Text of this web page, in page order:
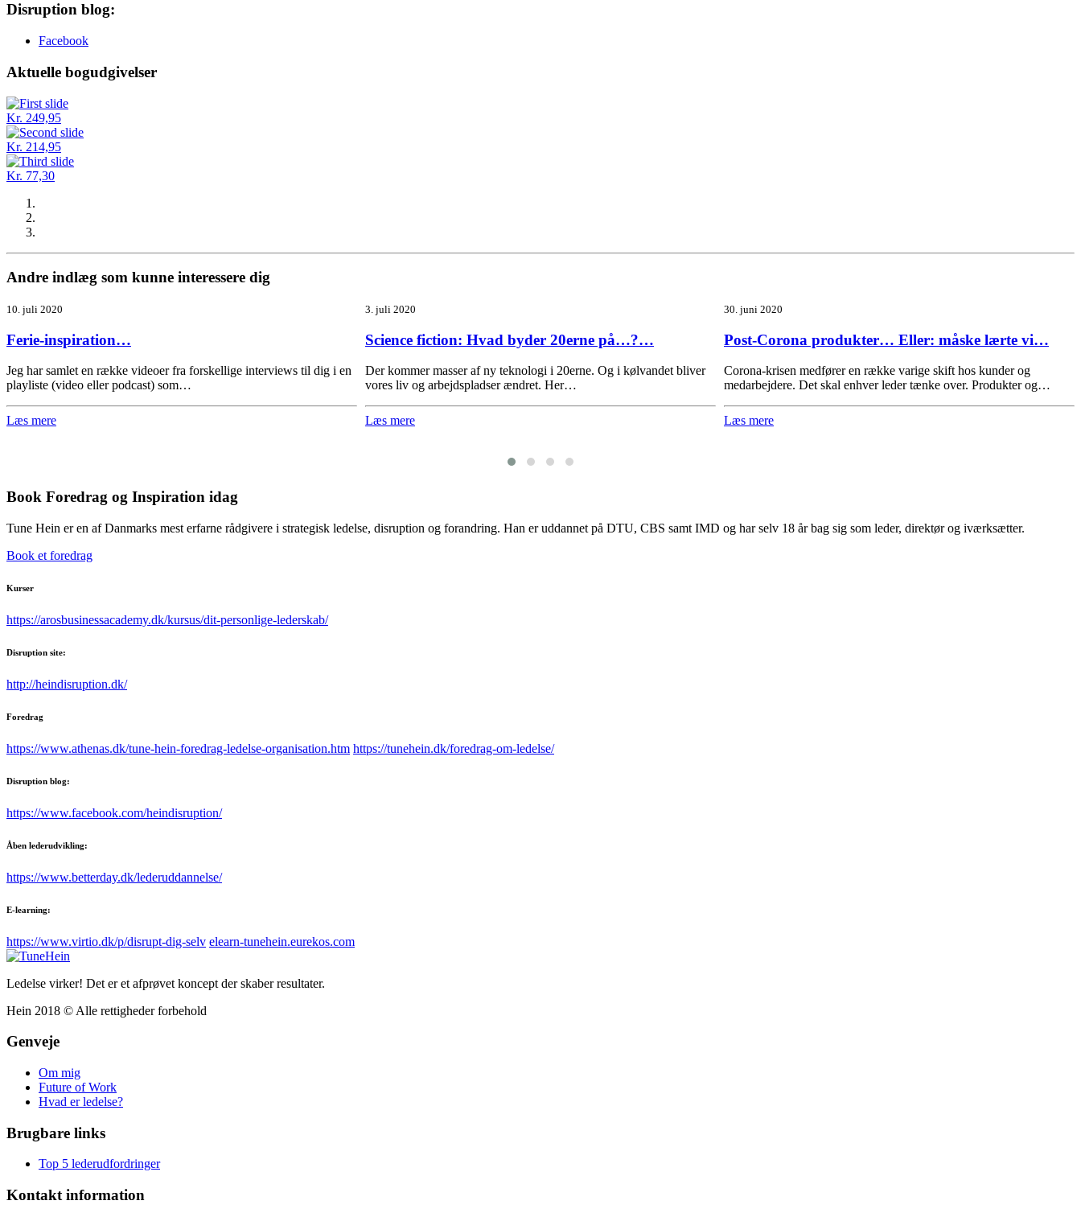
Disruption blog:
Facebook
Aktuelle bogudgivelser
Kr. 249,95
Kr. 214,95
Kr. 77,30
Andre indlæg som kunne interessere dig
10. juli 2020
Ferie-inspiration…
Jeg har samlet en række videoer fra forskellige interviews til dig i en
playliste (video eller podcast) som…
Læs mere
3. juli 2020
Science fiction: Hvad byder 20erne på…?…
Der kommer masser af ny teknologi i 20erne. Og i kølvandet bliver
vores liv og arbejdspladser ændret. Her…
Læs mere
30. juni 2020
Post-Corona produkter… Eller: måske lærte vi…
Corona-krisen medfører en række varige skift hos kunder og
medarbejdere. Det skal enhver leder tænke over. Produkter og…
Læs mere
Book Foredrag og Inspiration idag
Tune Hein er en af Danmarks mest erfarne rådgivere i strategisk ledelse, disruption og forandring. Han er uddannet på DTU, CBS samt IMD og har selv 18 år bag sig som leder, direktør og iværksætter.
Book et foredrag
Kurser
https://arosbusinessacademy.dk/kursus/dit-personlige-lederskab/
Disruption site:
http://heindisruption.dk/
Foredrag
https://www.athenas.dk/tune-hein-foredrag-ledelse-organisation.htm https://tunehein.dk/foredrag-om-ledelse/
Disruption blog:
https://www.facebook.com/heindisruption/
Åben lederudvikling:
https://www.betterday.dk/lederuddannelse/
E-learning:
https://www.virtio.dk/p/disrupt-dig-selv elearn-tunehein.eurekos.com
Ledelse virker! Det er et afprøvet koncept der skaber resultater.
Hein 2018 © Alle rettigheder forbehold
Genveje
Om mig
Future of Work
Hvad er ledelse?
Brugbare links
Top 5 lederudfordringer
Kontakt information